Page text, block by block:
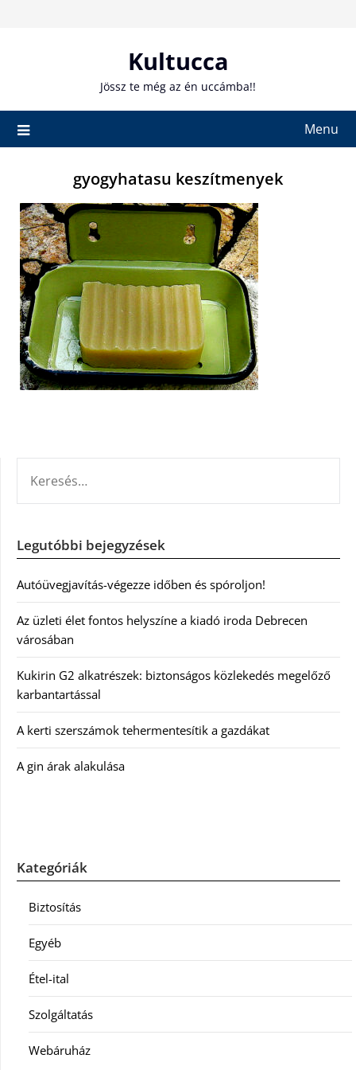
Kultucca
Jössz te még az én uccámba!!
Menu
gyogyhatasu keszítmenyek
Legutóbbi bejegyzések
Autóüvegjavítás-végezze időben és spóroljon!
Az üzleti élet fontos helyszíne a kiadó iroda Debrecen
városában
Kukirin G2 alkatrészek: biztonságos közlekedés megelőző
karbantartással
A kerti szerszámok tehermentesítik a gazdákat
A gin árak alakulása
Kategóriák
Biztosítás
Egyéb
Étel-ital
Szolgáltatás
Webáruház